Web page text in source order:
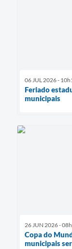
06 JUL 2026 -
Feriado
municipais
26 JUN 2026 -
Copa do
municipais